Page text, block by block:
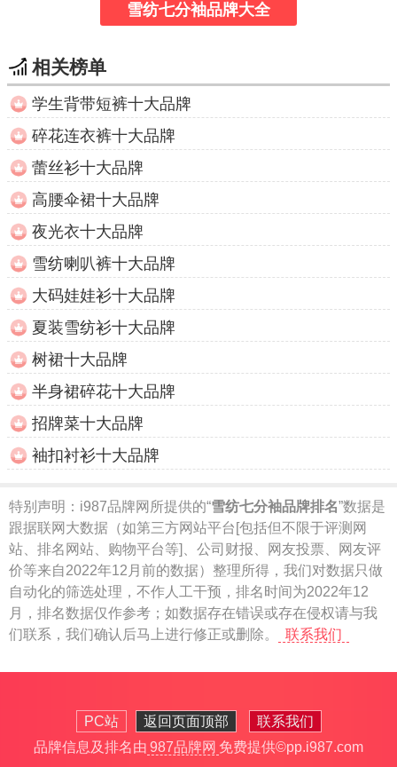
雪纺七分袖品牌大全
相关榜单
学生背带短裤十大品牌
碎花连衣裤十大品牌
蕾丝衫十大品牌
高腰伞裙十大品牌
夜光衣十大品牌
雪纺喇叭裤十大品牌
大码娃娃衫十大品牌
夏装雪纺衫十大品牌
树裙十大品牌
半身裙碎花十大品牌
招牌菜十大品牌
袖扣衬衫十大品牌
特别声明： i987品牌网所提供的“雪纺七分袖品牌排名”数据是
跟据联网大数据（如第三方网站平台[包括但不限于评测网
站、排名网站、购物平台等]、公司财报、网友投票、网友评
价等来自2022年12月前的数据）整理所得，我们对数据只做
自动化的筛选处理，不作人工干预，排名时间为2022年12
月，排名数据仅作参考；如数据存在错误或存在侵权请与我
们联系，我们确认后马上进行修正或删除。
联系我们
PC站 返回页面顶部
联系我们
品牌信息及排名由 987品牌网 免费提供©pp.i987.com